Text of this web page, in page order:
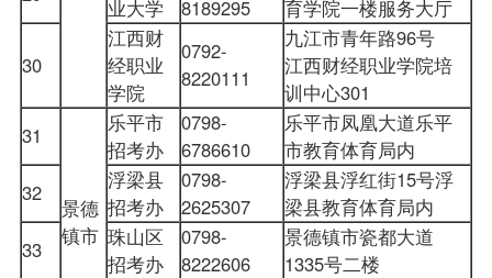
业大学
8189295
育学院一楼服务大厅
30
江西财
经职业
学院
0792-
8220111
九江市青年路96号
江西财经职业学院培
训中心301
31
景德
镇市
乐平市
招考办
0798-
6786610
乐平市凤凰大道乐平
市教育体育局内
32
浮梁县
招考办
0798-
2625307
浮梁县浮红街15号浮
梁县教育体育局内
33
珠山区
招考办
0798-
8222606
景德镇市瓷都大道
1335号二楼